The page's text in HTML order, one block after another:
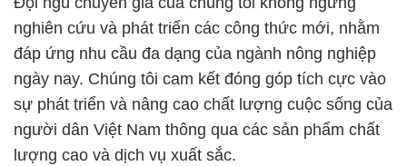
nghiên cứu và phát triển các công thức mới, nhằm
đáp ứng nhu cầu đa dạng của ngành nông nghiệp
ngày nay. Chúng tôi cam kết đóng góp tích cực vào
sự phát triển và nâng cao chất lượng cuộc sống của
người dân Việt Nam thông qua các sản phẩm chất
lượng cao và dịch vụ xuất sắc.